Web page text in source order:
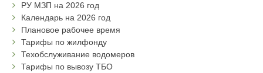
РУ МЗП на 2026 год
Календарь на 2026 год
Плановое рабочее время
Тарифы по жилфонду
Техобслуживание водомеров
Тарифы по вывозу ТБО